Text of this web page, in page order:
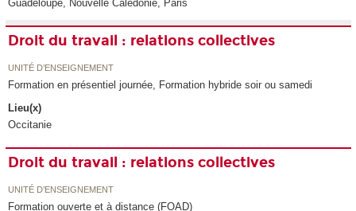
Guadeloupe, Nouvelle Calédonie, Paris
Droit du travail : relations collectives
UNITÉ D’ENSEIGNEMENT
Formation en présentiel journée, Formation hybride soir ou samedi
Lieu(x)
Occitanie
Droit du travail : relations collectives
UNITÉ D’ENSEIGNEMENT
Formation ouverte et à distance (FOAD)